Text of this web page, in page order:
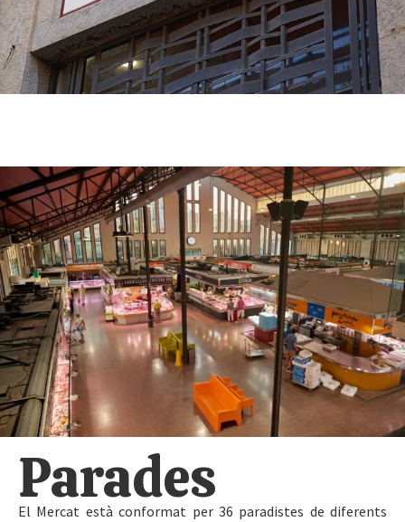
Parades
El Mercat està conformat per 36 paradistes de diferents